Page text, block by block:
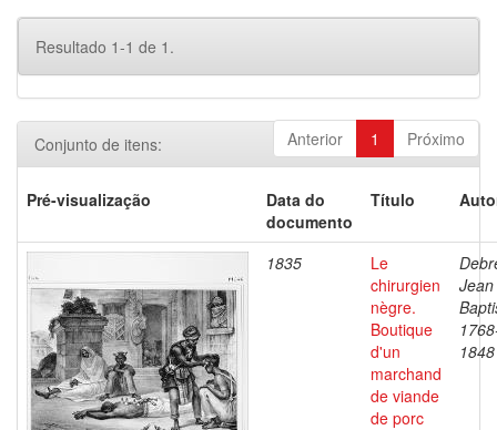
Resultado 1-1 de 1.
Anterior 1 Próximo
Conjunto de itens:
Pré-visualização
Data do
documento
Título
1835
Le
chirurgien
nègre.
Boutique
d'un
marchand
de viande
de porc
Jean
1848